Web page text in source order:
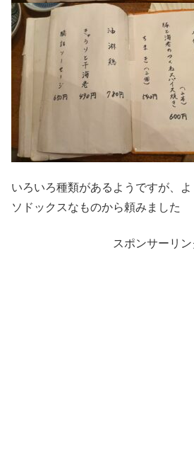
いろいろ種類があるようですが、
ソドックスなものから頼みました
スポンサーリン